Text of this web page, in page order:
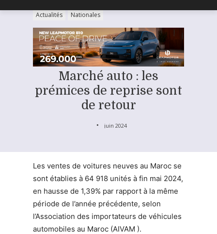
Actualités Nationales
Marché auto : les
prémices de reprise sont
de retour
juin 2024
Les ventes de voitures neuves au Maroc se
sont établies à 64 918 unités à fin mai 2024,
en hausse de 1,39% par rapport à la même
période de l’année précédente, selon
l’Association des importateurs de véhicules
automobiles au Maroc (AIVAM ).